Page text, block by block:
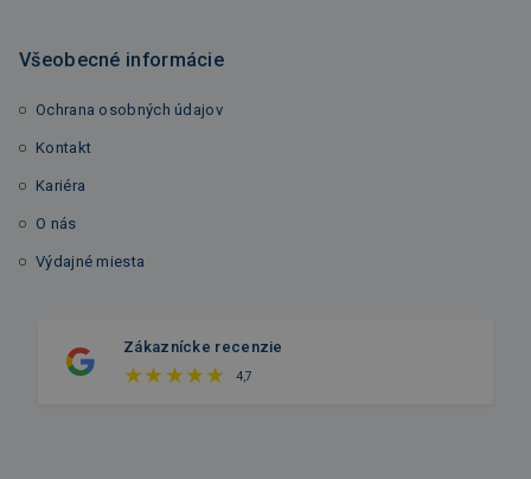
Všeobecné informácie
Ochrana osobných údajov
Kontakt
Kariéra
O nás
Výdajné miesta
Zákaznícke recenzie
4,7